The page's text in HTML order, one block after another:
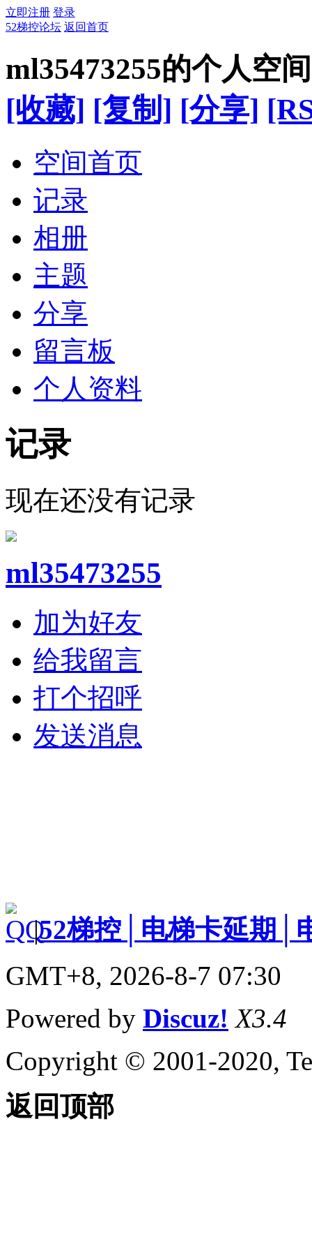
立即注册 登录
52梯控论坛 返回首页
ml35473255的个人空间
[收藏] [复制] [分享]
空间首页
记录
相册
主题
分享
留言板
个人资料
记录
现在还没有记录
ml35473255
加为好友
给我留言
打个招呼
发送消息
|52梯控│电梯卡延期│
GMT+8, 2026-8-7 07:30
Powered by Discuz! X3.4
Copyright © 2001-2020,
返回顶部